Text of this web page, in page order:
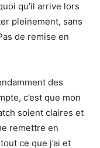
qu’il arrive lors
pleinement, sans
de remise en
des
c’est que mon
soient claires et
remettre en
ce que j’ai et